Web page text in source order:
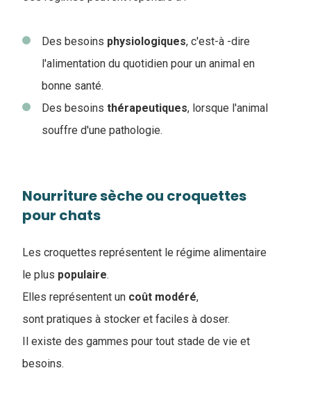
Des besoins physiologiques, c'est-à -dire
l'alimentation du quotidien pour un animal en
bonne santé.
Des besoins thérapeutiques, lorsque l'animal
souffre d'une pathologie.
Nourriture sèche ou croquettes
pour chats
Les croquettes représentent le régime alimentaire
le plus populaire.
Elles représentent un coût modéré,
sont pratiques à stocker et faciles à doser.
Il existe des gammes pour tout stade de vie et
besoins.